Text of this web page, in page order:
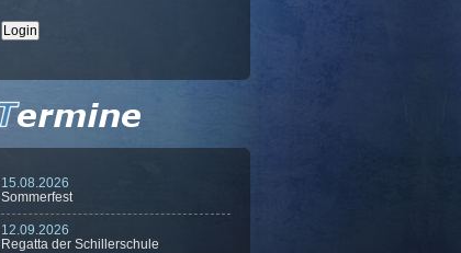
15.08.2026
Sommerfest
12.09.2026
Regatta der Schillerschule